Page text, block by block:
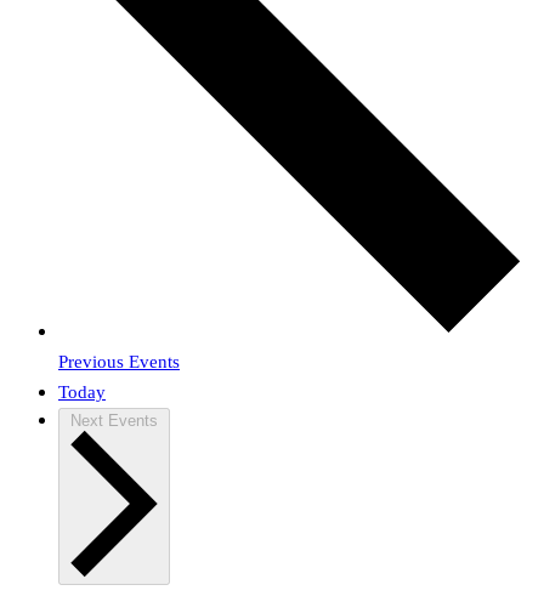
Previous Events
Today
Next Events